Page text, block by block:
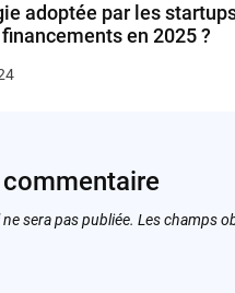
adoptée par les
en 2025 ?
sera pas publiée. Les champs